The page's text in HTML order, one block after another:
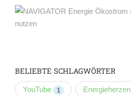
BELIEBTE SCHLAGWÖRTER
YouTube 1 Energieherzen